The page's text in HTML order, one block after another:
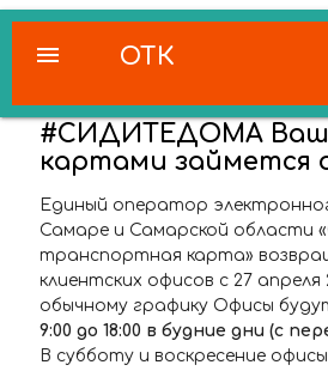
ОТК
menu
#СИДИТЕДОМА
картами займется
Единый оператор
Самаре и Самарской области
транспортная карта»
клиентских офисов с 27 апреля
обычному графику Офисы
9:00 до 18:00 в будние дни (с
В субботу и воскресение